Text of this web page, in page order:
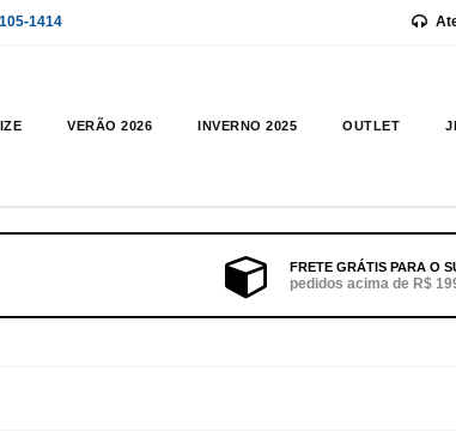
1414
VERÃO 2026 INVERNO 2025 OUTLET
FRETE GRÁTIS PARA O
pedidos acima de R$